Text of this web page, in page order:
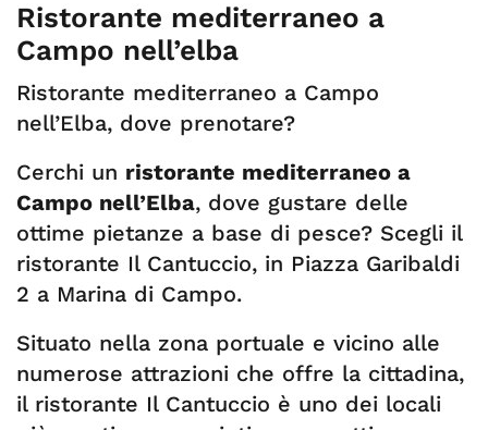
Ristorante mediterraneo a
Campo nell’elba
Ristorante mediterraneo a Campo
nell’Elba, dove prenotare?
Cerchi un ristorante mediterraneo a
Campo nell’Elba, dove gustare delle
ottime pietanze a base di pesce? Scegli il
ristorante Il Cantuccio, in Piazza Garibaldi
2 a Marina di Campo.
Situato nella zona portuale e vicino alle
numerose attrazioni che offre la cittadina,
il ristorante Il Cantuccio è uno dei locali